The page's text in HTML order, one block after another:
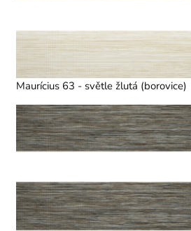
Maurícius 63 - světle žlutá (borovice)